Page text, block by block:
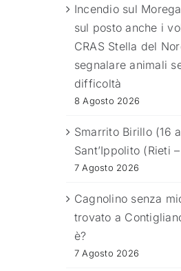
Incendio sul
sul posto anche i
CRAS Stella del
segnalare animali
difficoltà
8 Agosto 2026
Smarrito Birillo (16
Sant’Ippolito (Rieti
7 Agosto 2026
Cagnolino senza
trovato a
è?
7 Agosto 2026